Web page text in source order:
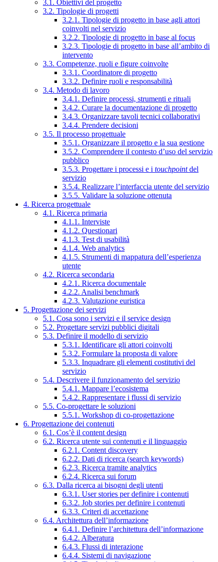
3.1. Obiettivi del progetto
3.2. Tipologie di progetti
3.2.1. Tipologie di progetto in base agli attori
coinvolti nel servizio
3.2.2. Tipologie di progetto in base al focus
3.2.3. Tipologie di progetto in base all’ambito di
intervento
3.3. Competenze, ruoli e figure coinvolte
3.3.1. Coordinatore di progetto
3.3.2. Definire ruoli e responsabilità
3.4. Metodo di lavoro
3.4.1. Definire processi, strumenti e rituali
3.4.2. Curare la documentazione di progetto
3.4.3. Organizzare tavoli tecnici collaborativi
3.4.4. Prendere decisioni
3.5. Il processo progettuale
3.5.1. Organizzare il progetto e la sua gestione
3.5.2. Comprendere il contesto d’uso del servizio
pubblico
3.5.3. Progettare i processi e i touchpointdel
servizio
3.5.4. Realizzare l’interfaccia utente del servizio
3.5.5. Validare la soluzione ottenuta
4. Ricerca progettuale
4.1. Ricerca primaria
4.1.1. Interviste
4.1.2. Questionari
4.1.3. Test di usabilità
4.1.4. Web analytics
4.1.5. Strumenti di mappatura dell’esperienza
utente
4.2. Ricerca secondaria
4.2.1. Ricerca documentale
4.2.2. Analisi benchmark
4.2.3. Valutazione euristica
5. Progettazione dei servizi
5.1. Cosa sono i servizi e il service design
5.2. Progettare servizi pubblici digitali
5.3. Definire il modello di servizio
5.3.1. Identificare gli attori coinvolti
5.3.2. Formulare la proposta di valore
5.3.3. Inquadrare gli elementi costitutivi del
servizio
5.4. Descrivere il funzionamento del servizio
5.4.1. Mappare l’ecosistema
5.4.2. Rappresentare i flussi di servizio
5.5. Co-progettare le soluzioni
5.5.1. Workshop di co-progettazione
6. Progettazione dei contenuti
6.1. Cos’è il content design
6.2. Ricerca utente sui contenuti e il linguaggio
6.2.1. Content discovery
6.2.2. Dati di ricerca (search keywords)
6.2.3. Ricerca tramite analytics
6.2.4. Ricerca sui forum
6.3. Dalla ricerca ai bisogni degli utenti
6.3.1. User stories per definire i contenuti
6.3.2. Job stories per definire i contenuti
6.3.3. Criteri di accettazione
6.4. Architettura dell’informazione
6.4.1. Definire l’architettura dell’informazione
6.4.2. Alberatura
6.4.3. Flussi di interazione
6.4.4. Sistemi di navigazione